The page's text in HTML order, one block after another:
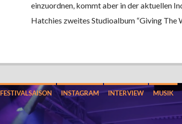
einzuordnen, kommt aber in der aktuellen
Hatchies zweites Studioalbum “Giving
FESTIVALSAISON INSTAGRAM INTERVIEW MUSIK